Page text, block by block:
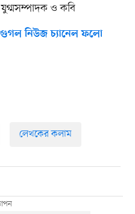
ও কবি
নিউজ চ্যানেল ফলো
লেখকের কলাম